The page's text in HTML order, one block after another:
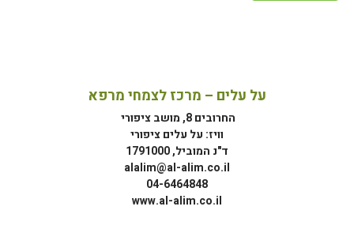
על עלים – מרכז לצמחי מרפא
החרובים 8, מושב ציפורי
וויז: על עלים ציפורי
ד"נ המוביל, 1791000
alalim@al-alim.co.il
04-6464848
www.al-alim.co.il